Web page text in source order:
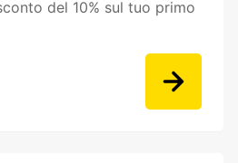
del 10% sul tuo primo